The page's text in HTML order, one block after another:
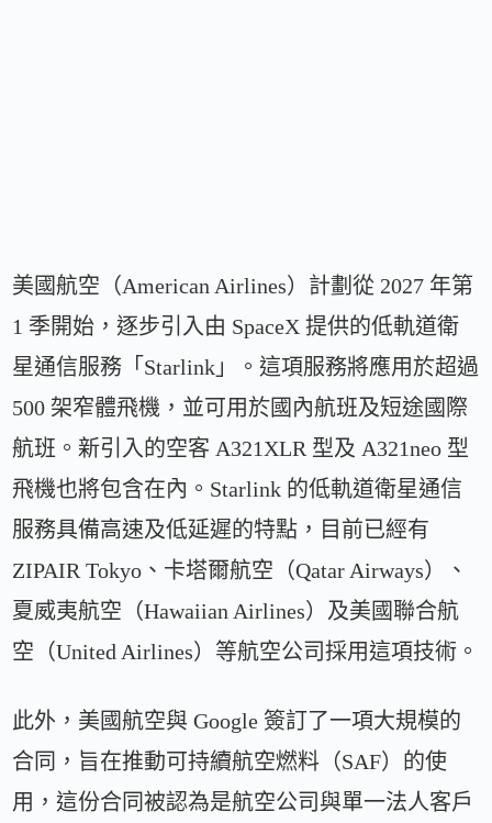
美國航空（American Airlines）計劃從 2027 年第
1 季開始，逐步引入由 SpaceX 提供的低軌道衛
星通信服務「Starlink」。這項服務將應用於超過
500 架窄體飛機，並可用於國內航班及短途國際
航班。新引入的空客 A321XLR 型及 A321neo 型
飛機也將包含在內。Starlink 的低軌道衛星通信
服務具備高速及低延遲的特點，目前已經有
ZIPAIR Tokyo、卡塔爾航空（Qatar Airways）、
夏威夷航空（Hawaiian Airlines）及美國聯合航
空（United Airlines）等航空公司採用這項技術。
此外，美國航空與 Google 簽訂了一項大規模的
合同，旨在推動可持續航空燃料（SAF）的使
用，這份合同被認為是航空公司與單一法人客戶